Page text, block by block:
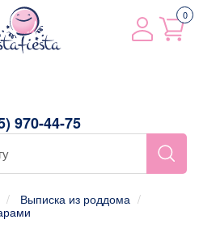
970-44-75
0
Выписка из роддома